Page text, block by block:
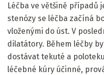
Léčba ve většině případů
stenózy se léčba začíná
vloženými do úst. V
dilatátory. Během léčby
dostávat tekuté a
léčebné kúry účinné,